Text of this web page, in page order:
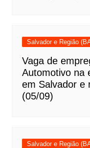
Salvador e Região
Vaga de
Automotivo na
em Salvador e
(05/09)
Salvador e Região